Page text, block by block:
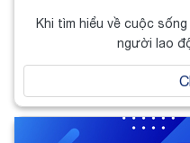
Khi tìm hiểu về cuộc
người lao